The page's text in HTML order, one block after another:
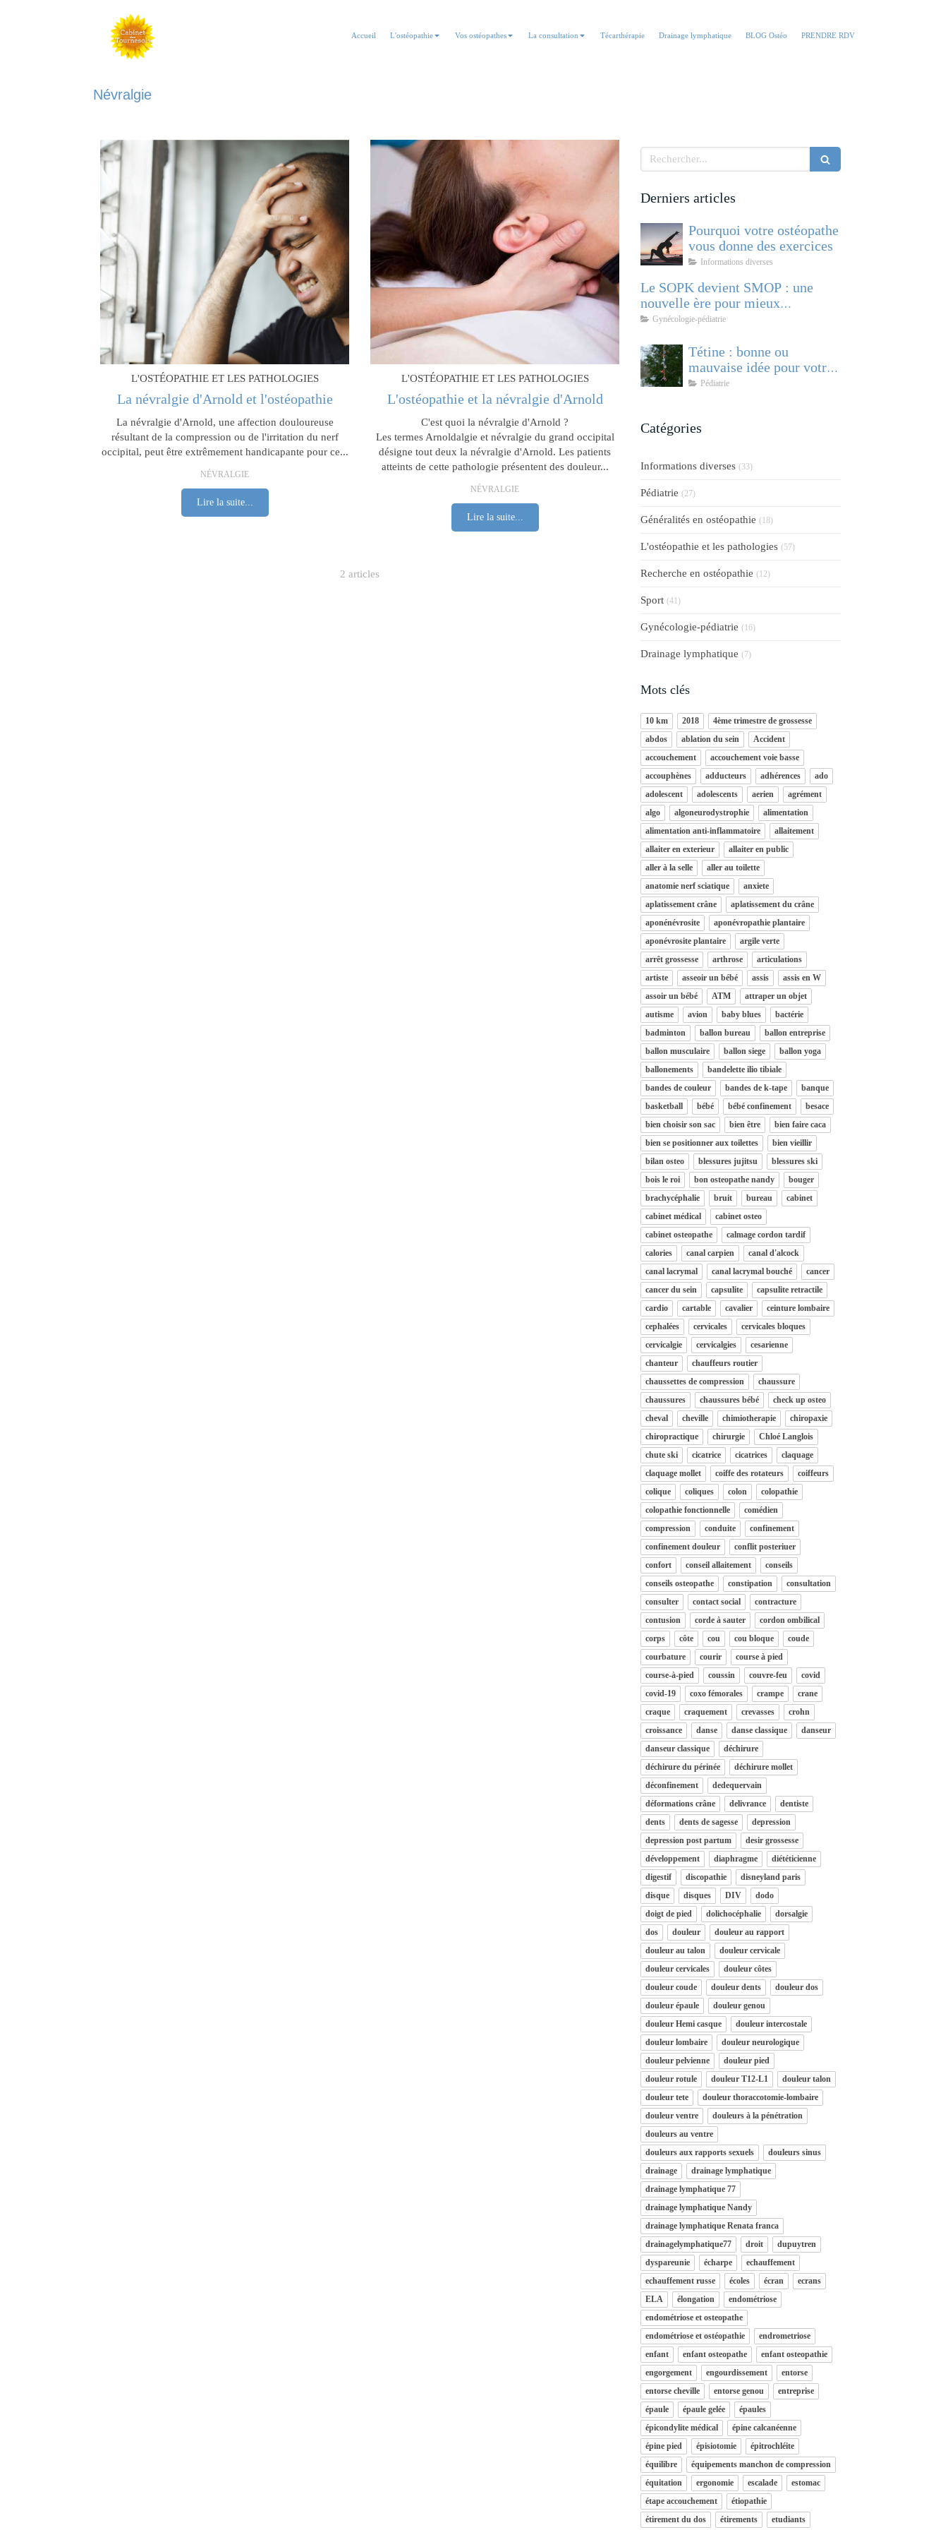
Accueil L'ostéopathie Vos ostéopathes La consultation Técarthérapie Drainage lymphatique BLOG Ostéo PRENDRE RDV
Névralgie
L'OSTÉOPATHIE ET LES PATHOLOGIES
La névralgie d'Arnold et l'ostéopathie
La névralgie d'Arnold, une affection douloureuse
résultant de la compression ou de l'irritation du nerf
occipital, peut être extrêmement handicapante pour ce...
NÉVRALGIE
Lire la suite...
L'OSTÉOPATHIE ET LES PATHOLOGIES
L'ostéopathie et la névralgie d'Arnold
C'est quoi la névralgie d'Arnold ?
Les termes Arnoldalgie et névralgie du grand occipital
désigne tout deux la névralgie d'Arnold. Les patients
atteints de cette pathologie présentent des douleur...
NÉVRALGIE
Lire la suite...
2 articles
Rechercher
Derniers articles
Pourquoi votre ostéopathe
vous donne des exercices
Informations diverses
Le SOPK devient SMOP : une
nouvelle ère pour mieux
comprendre et accompagner cette
Gynécologie-pédiatrie
Tétine : bonne ou
mauvaise idée pour votre
bébé ?
Pédiatrie
Catégories
Informations diverses (33)
Pédiatrie (27)
Généralités en ostéopathie (18)
L'ostéopathie et les pathologies (57)
Recherche en ostéopathie (12)
Sport (41)
Gynécologie-pédiatrie (16)
Drainage lymphatique (7)
Mots clés
10 km 2018
4ème trimestre de grossesse
abdos
ablation du sein
Accident
accouchement
accouchement voie basse
accouphènes
adducteurs adhérences
ado
adolescent
adolescents aerien
agrément
algo
algoneurodystrophie
alimentation
alimentation anti-inflammatoire
allaitement
allaiter en exterieur
allaiter en public
aller à la selle
aller au toilette
anatomie nerf sciatique
anxiete
aplatissement crâne
aplatissement du crâne
aponénévrosite
aponévropathie plantaire
aponévrosite plantaire
argile verte
arrêt grossesse
arthrose
articulations
artiste
asseoir un bébé assis
assis en W
assoir un bébé
ATM
attraper un objet
autisme
avion baby blues
bactérie
badminton
ballon bureau
ballon entreprise
ballon musculaire
ballon siege
ballon yoga
ballonements
bandelette ilio tibiale
bandes de couleur
bandes de k-tape
banque
basketball
bébé bébé confinement
besace
bien choisir son sac
bien être
bien faire caca
bien se positionner aux toilettes
bien vieillir
bilan osteo
blessures jujitsu
blessures ski
bois le roi
bon osteopathe nandy
bouger
brachycéphalie
bruit bureau
cabinet
cabinet médical
cabinet osteo
cabinet osteopathe
calmage cordon tardif
calories
canal carpien
canal d'alcock
canal lacrymal
canal lacrymal bouché
cancer
cancer du sein
capsulite
capsulite retractile
cardio
cartable cavalier
ceinture lombaire
cephalées
cervicales
cervicales bloques
cervicalgie
cervicalgies
cesarienne
chanteur
chauffeurs routier
chaussettes de compression
chaussure
chaussures
chaussures bébé
check up osteo
cheval
cheville chimiotherapie
chiropaxie
chiropractique
chirurgie
Chloé Langlois
chute ski
cicatrice cicatrices
claquage
claquage mollet
coiffe des rotateurs
coiffeurs
colique
coliques colon
colopathie
colopathie fonctionnelle
comédien
compression
conduite
confinement
confinement douleur
conflit posteriuer
confort
conseil allaitement
conseils
conseils osteopathe
constipation
consultation
consulter
contact social
contracture
contusion
corde à sauter
cordon ombilical
corps
côte cou cou bloque
coude
courbature
courir
course à pied
course-à-pied
coussin couvre-feu
covid
covid-19
coxo fémorales crampe
crane
craque
craquement crevasses
crohn
croissance
danse danse classique
danseur
danseur classique
déchirure
déchirure du périnée
déchirure mollet
déconfinement
dedequervain
déformations crâne
delivrance
dentiste
dents
dents de sagesse
depression
depression post partum
desir grossesse
développement
diaphragme
diététicienne
digestif
discopathie
disneyland paris
disque
disques DIV
dodo
doigt de pied
dolichocéphalie
dorsalgie
dos
douleur
douleur au rapport
douleur au talon
douleur cervicale
douleur cervicales
douleur côtes
douleur coude
douleur dents
douleur dos
douleur épaule
douleur genou
douleur Hemi casque
douleur intercostale
douleur lombaire
douleur neurologique
douleur pelvienne
douleur pied
douleur rotule
douleur T12-L1
douleur talon
douleur tete
douleur thoraccotomie-lombaire
douleur ventre
douleurs à la pénétration
douleurs au ventre
douleurs aux rapports sexuels
douleurs sinus
drainage
drainage lymphatique
drainage lymphatique 77
drainage lymphatique Nandy
drainage lymphatique Renata franca
drainagelymphatique77
droit
dupuytren
dyspareunie
écharpe
echauffement
echauffement russe
écoles écran
ecrans
ELA
élongation
endométriose
endométriose et osteopathe
endométriose et ostéopathie
endrometriose
enfant
enfant osteopathe
enfant osteopathie
engorgement
engourdissement
entorse
entorse cheville
entorse genou
entreprise
épaule
épaule gelée
épaules
épicondylite médical
épine calcanéenne
épine pied
épisiotomie
épitrochléite
équilibre
équipements manchon de compression
équitation
ergonomie escalade
estomac
étape accouchement
étiopathie
étirement du dos
étirements etudiants